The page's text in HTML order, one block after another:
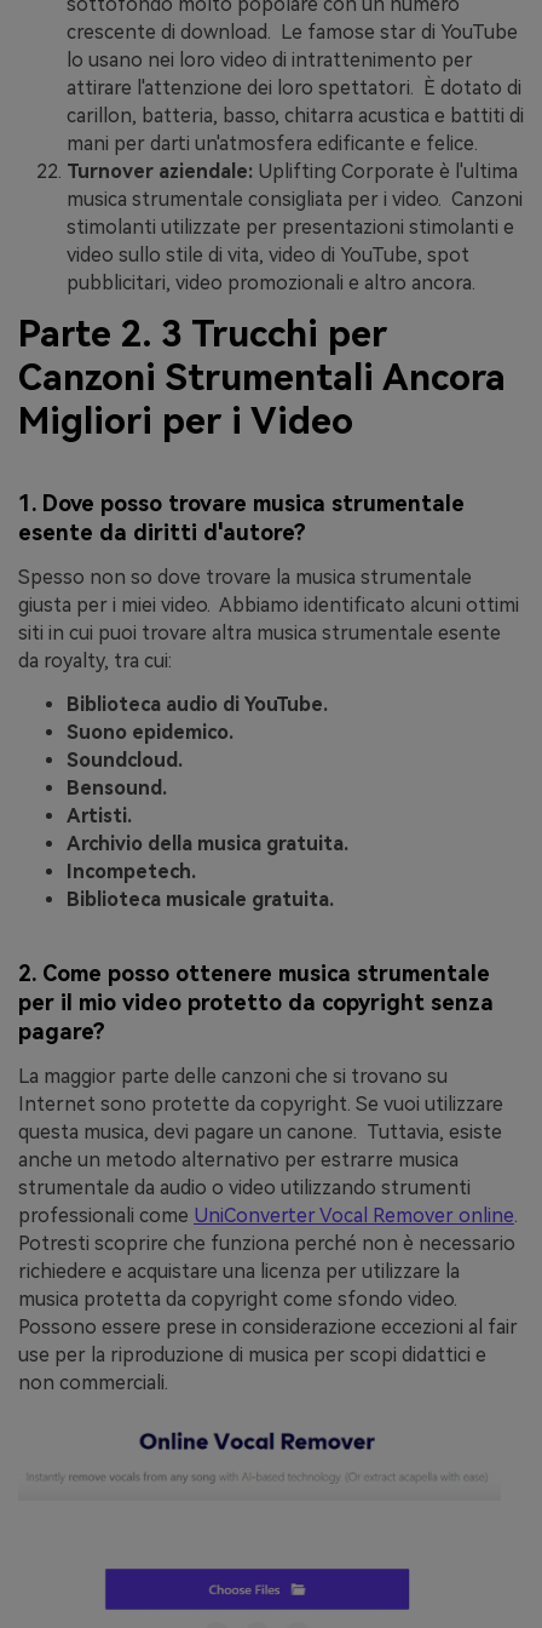
crescente di download. Le famose star di YouTube
lo usano nei loro video di intrattenimento per
attirare l'attenzione dei loro spettatori. È dotato di
carillon, batteria, basso, chitarra acustica e battiti di
mani per darti un'atmosfera edificante e felice.
Turnover aziendale: Uplifting Corporate è l'ultima
musica strumentale consigliata per i video. Canzoni
stimolanti utilizzate per presentazioni stimolanti e
video sullo stile di vita, video di YouTube, spot
pubblicitari, video promozionali e altro ancora.
Parte 2. 3 Trucchi per
Canzoni Strumentali Ancora
Migliori per i Video
1. Dove posso trovare musica strumentale
esente da diritti d'autore?
Spesso non so dove trovare la musica strumentale
giusta per i miei video. Abbiamo identificato alcuni ottimi
siti in cui puoi trovare altra musica strumentale esente
da royalty, tra cui:
Biblioteca audio di YouTube.
Suono epidemico.
Soundcloud.
Bensound.
Artisti.
Archivio della musica gratuita.
Incompetech.
Biblioteca musicale gratuita.
2. Come posso ottenere musica strumentale
per il mio video protetto da copyright senza
pagare?
La maggior parte delle canzoni che si trovano su
Internet sono protette da copyright. Se vuoi utilizzare
questa musica, devi pagare un canone. Tuttavia, esiste
anche un metodo alternativo per estrarre musica
strumentale da audio o video utilizzando strumenti
professionali come UniConverter Vocal Remover online.
Potresti scoprire che funziona perché non è necessario
richiedere e acquistare una licenza per utilizzare la
musica protetta da copyright come sfondo video.
Possono essere prese in considerazione eccezioni al fair
use per la riproduzione di musica per scopi didattici e
non commerciali.